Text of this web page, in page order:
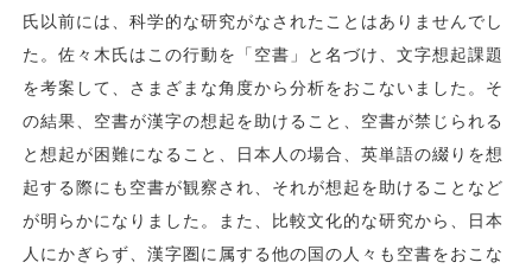
氏以前には、科学的な研究がなされたことはありませんでし
た。佐々木氏はこの行動を「空書」と名づけ、文字想起課題
を考案して、さまざまな角度から分析をおこないました。そ
の結果、空書が漢字の想起を助けること、空書が禁じられる
と想起が困難になること、日本人の場合、英単語の綴りを想
起する際にも空書が観察され、それが想起を助けることなど
が明らかになりました。また、比較文化的な研究から、日本
人にかぎらず、漢字圏に属する他の国の人々も空書をおこな